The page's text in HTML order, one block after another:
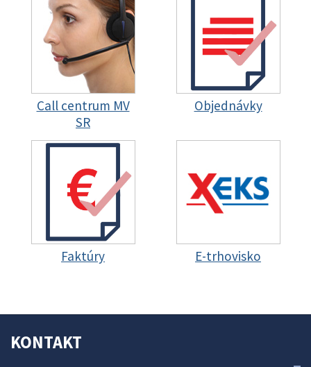
Call centrum MV
SR
Objednávky
Faktúry E-trhovisko
KONTAKT